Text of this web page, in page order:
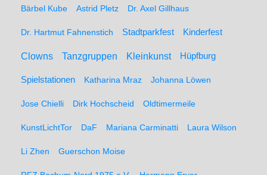
Bärbel Kube Astrid Pletz Dr. Axel Gillhaus
Dr. Hartmut Fahnenstich Stadtparkfest Kinderfest
Clowns Tanzgruppen Kleinkunst Hüpfburg
Spielstationen Katharina Mraz Johanna Löwen
Jose Chielli Dirk Hochscheid Oldtimermeile
KunstLichtTor DaF Mariana Carminatti Laura Wilson
Li Zhen Guerschon Moise